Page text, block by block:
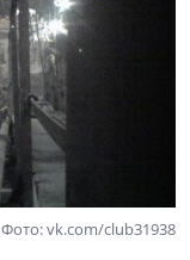
Фото: vk.com/club31938